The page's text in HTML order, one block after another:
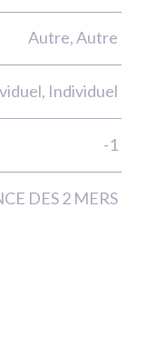
Autre, Autre
Individuel
-1
DES 2 MERS